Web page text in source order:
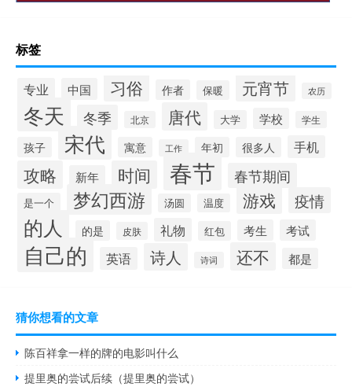
标签
专业 中国 习俗 作者 保暖 元宵节 农历
冬天 冬季 北京 唐代 大学 学校 学生
孩子 宋代 寓意 工作 年初 很多人 手机
攻略 新年 时间 春节 春节期间
是一个 梦幻西游 汤圆 温度 游戏 疫情
的人 的是 皮肤 礼物 红包 考生 考试
自己的 英语 诗人 诗词 还不 都是
猜你想看的文章
陈百祥拿一样的牌的电影叫什么
提里奥的尝试后续（提里奥的尝试）